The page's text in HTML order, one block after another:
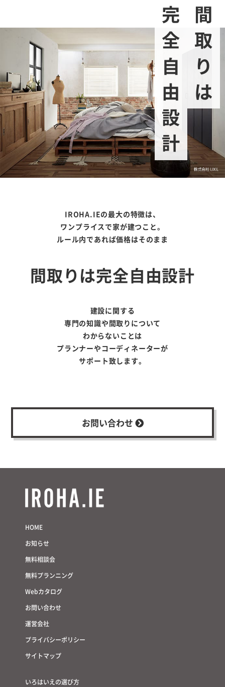
間取りは
完全自由設計
IROHA.IEの最大の特徴は、
ワンプライスで家が建つこと。
ルール内であれば価格はそのまま
間取りは完全自由設計
建設に関する
専門の知識や間取りについて
わからないことは
プランナーやコーディネーターが
サポート致します。
お問い合わせ
HOME
お知らせ
無料相談会
無料プランニング
Webカタログ
お問い合わせ
運営会社
プライバシーポリシー
サイトマップ
いろはいえの選び方